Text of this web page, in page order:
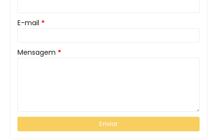
E-mail *
Mensagem *